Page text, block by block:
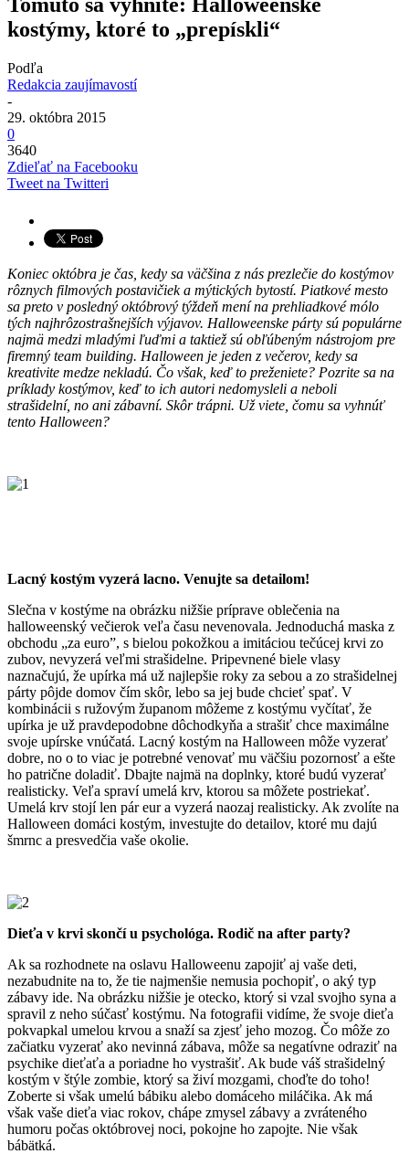
kostýmy, ktoré to „prepískli“
Podľa
Redakcia zaujímavostí
-
29. októbra 2015
0
3640
Zdieľať na Facebooku
Tweet na Twitteri
Koniec októbra je čas, kedy sa väčšina z nás prezlečie do kostýmov
rôznych filmových postavičiek a mýtických bytostí. Piatkové mesto
sa preto v posledný októbrový týždeň mení na prehliadkové mólo
tých najhrôzostrašnejších výjavov. Halloweenske párty sú populárne
najmä medzi mladými ľuďmi a taktiež sú obľúbeným nástrojom pre
firemný team building. Halloween je jeden z večerov, kedy sa
kreativite medze nekladú. Čo však, keď to preženiete? Pozrite sa na
príklady kostýmov, keď to ich autori nedomysleli a neboli
strašidelní, no ani zábavní. Skôr trápni. Už viete, čomu sa vyhnúť
tento Halloween?
Lacný kostým vyzerá lacno. Venujte sa detailom!
Slečna v kostýme na obrázku nižšie príprave oblečenia na
halloweenský večierok veľa času nevenovala. Jednoduchá maska z
obchodu „za euro”, s bielou pokožkou a imitáciou tečúcej krvi zo
zubov, nevyzerá veľmi strašidelne. Pripevnené biele vlasy
naznačujú, že upírka má už najlepšie roky za sebou a zo strašidelnej
párty pôjde domov čím skôr, lebo sa jej bude chcieť spať. V
kombinácii s ružovým županom môžeme z kostýmu vyčítať, že
upírka je už pravdepodobne dôchodkyňa a strašiť chce maximálne
svoje upírske vnúčatá. Lacný kostým na Halloween môže vyzerať
dobre, no o to viac je potrebné venovať mu väčšiu pozornosť a ešte
ho patrične doladiť. Dbajte najmä na doplnky, ktoré budú vyzerať
realisticky. Veľa spraví umelá krv, ktorou sa môžete postriekať.
Umelá krv stojí len pár eur a vyzerá naozaj realisticky. Ak zvolíte na
Halloween domáci kostým, investujte do detailov, ktoré mu dajú
šmrnc a presvedčia vaše okolie.
Dieťa v krvi skončí u psychológa. Rodič na after party?
Ak sa rozhodnete na oslavu Halloweenu zapojiť aj vaše deti,
nezabudnite na to, že tie najmenšie nemusia pochopiť, o aký typ
zábavy ide. Na obrázku nižšie je otecko, ktorý si vzal svojho syna a
spravil z neho súčasť kostýmu. Na fotografii vidíme, že svoje dieťa
pokvapkal umelou krvou a snaží sa zjesť jeho mozog. Čo môže zo
začiatku vyzerať ako nevinná zábava, môže sa negatívne odraziť na
psychike dieťaťa a poriadne ho vystrašiť. Ak bude váš strašidelný
kostým v štýle zombie, ktorý sa živí mozgami, choďte do toho!
Zoberte si však umelú bábiku alebo domáceho miláčika. Ak má
však vaše dieťa viac rokov, chápe zmysel zábavy a zvráteného
humoru počas októbrovej noci, pokojne ho zapojte. Nie však
bábätká.